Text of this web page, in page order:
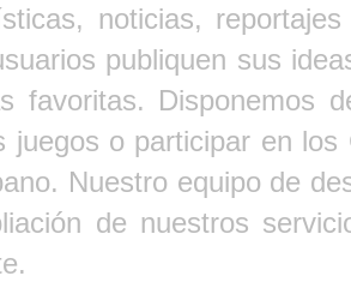
noticias,
publiquen sus
favoritas. Disponemos
juegos o participar en
Nuestro equipo de
de nuestros